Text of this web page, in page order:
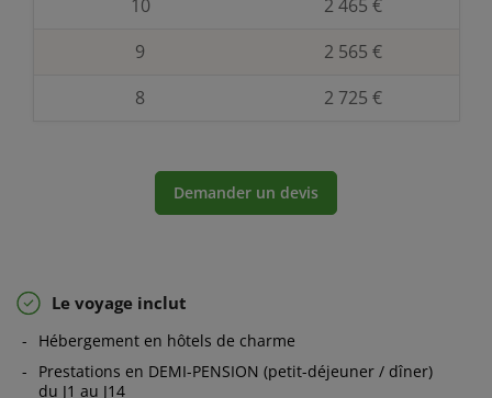
souhaitent : un tour du lac (2 heures), une
petite ferme de Mamie Olga, sortie canoë
- pédalos sur le lac ou encore trekking
2 nuitées
Petit déjeuner - Déjeuner - Dîner
10
2 465 €
9
2 565 €
8
2 725 €
Demander un devis
Le voyage inclut
Hébergement en hôtels de charme
Prestations en DEMI-PENSION (petit-déjeuner / dîner)
du J1 au J14